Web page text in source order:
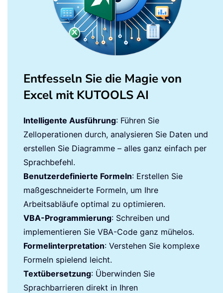
Entfesseln Sie die Magie von
Excel mit KUTOOLS AI
Intelligente Ausführung: Führen Sie
Zelloperationen durch, analysieren Sie Daten und
erstellen Sie Diagramme – alles ganz einfach per
Sprachbefehl.
Benutzerdefinierte Formeln: Erstellen Sie
maßgeschneiderte Formeln, um Ihre
Arbeitsabläufe optimal zu optimieren.
VBA-Programmierung: Schreiben und
implementieren Sie VBA-Code ganz mühelos.
Formelinterpretation: Verstehen Sie komplexe
Formeln spielend leicht.
Textübersetzung: Überwinden Sie
Sprachbarrieren direkt in Ihren